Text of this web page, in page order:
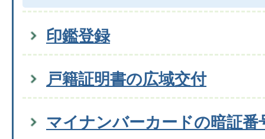
印鑑登録
戸籍証明書の広域交付
マイナンバーカードの暗証番